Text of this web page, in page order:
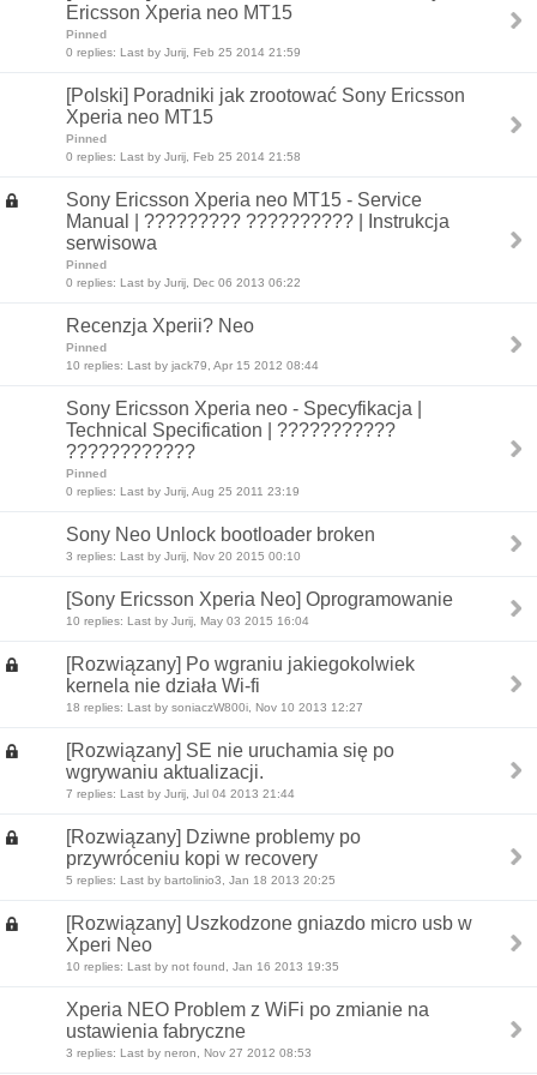
Ericsson Xperia neo MT15
Pinned
0 replies: Last by Jurij, Feb 25 2014 21:59
[Polski] Poradniki jak zrootować Sony Ericsson
Xperia neo MT15
Pinned
0 replies: Last by Jurij, Feb 25 2014 21:58
Sony Ericsson Xperia neo MT15 - Service
Manual | ????????? ?????????? | Instrukcja
serwisowa
Pinned
0 replies: Last by Jurij, Dec 06 2013 06:22
Recenzja Xperii? Neo
Pinned
10 replies: Last by jack79, Apr 15 2012 08:44
Sony Ericsson Xperia neo - Specyfikacja |
Technical Specification | ???????????
????????????
Pinned
0 replies: Last by Jurij, Aug 25 2011 23:19
Sony Neo Unlock bootloader broken
3 replies: Last by Jurij, Nov 20 2015 00:10
[Sony Ericsson Xperia Neo] Oprogramowanie
10 replies: Last by Jurij, May 03 2015 16:04
[Rozwiązany] Po wgraniu jakiegokolwiek
kernela nie działa Wi-fi
18 replies: Last by soniaczW800i, Nov 10 2013 12:27
[Rozwiązany] SE nie uruchamia się po
wgrywaniu aktualizacji.
7 replies: Last by Jurij, Jul 04 2013 21:44
[Rozwiązany] Dziwne problemy po
przywróceniu kopi w recovery
5 replies: Last by bartolinio3, Jan 18 2013 20:25
[Rozwiązany] Uszkodzone gniazdo micro usb w
Xperi Neo
10 replies: Last by not found, Jan 16 2013 19:35
Xperia NEO Problem z WiFi po zmianie na
ustawienia fabryczne
3 replies: Last by neron, Nov 27 2012 08:53